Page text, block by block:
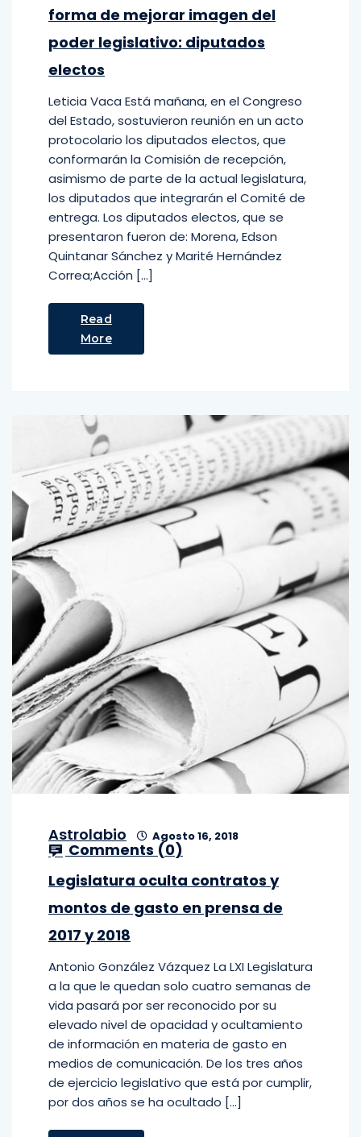
forma de mejorar imagen del
poder legislativo: diputados
electos
Leticia Vaca Está mañana, en el Congreso
del Estado, sostuvieron reunión en un acto
protocolario los diputados electos, que
conformarán la Comisión de recepción,
asimismo de parte de la actual legislatura,
los diputados que integrarán el Comité de
entrega. Los diputados electos, que se
presentaron fueron de: Morena, Edson
Quintanar Sánchez y Marité Hernández
Correa;Acción […]
Read
More
Astrolabio Agosto 16, 2018
Comments (0)
Legislatura oculta contratos y
montos de gasto en prensa de
2017 y 2018
Antonio González Vázquez La LXI Legislatura
a la que le quedan solo cuatro semanas de
vida pasará por ser reconocido por su
elevado nivel de opacidad y ocultamiento
de información en materia de gasto en
medios de comunicación. De los tres años
de ejercicio legislativo que está por cumplir,
por dos años se ha ocultado […]